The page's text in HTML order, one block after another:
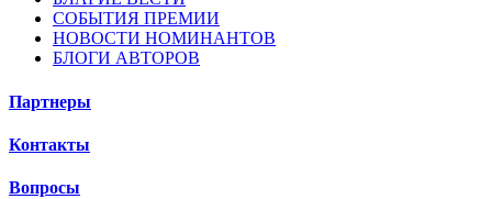
СОБЫТИЯ ПРЕМИИ
НОВОСТИ НОМИНАНТОВ
БЛОГИ АВТОРОВ
Партнеры
Контакты
Вопросы